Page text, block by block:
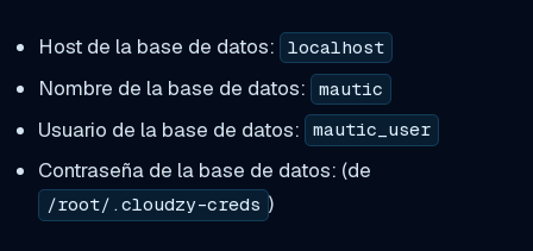
Host de la base de datos: localhost
Nombre de la base de datos: mautic
Usuario de la base de datos: mautic_user
Contraseña de la base de datos: (de
/root/.cloudzy-creds )